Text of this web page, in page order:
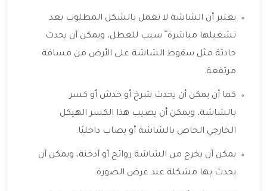
يعتبر أن الشاشة لا تعمل بالشكل المطلوب بعد
تشغيلها مباشرة ً سبب للعطل، ويمكن أن يحدث
حادثة مثل سقوط الشاشة على الأرض من مسافة
مرتفعة.
كما أن يمكن أن يحدث شرخ أو خدش أو كسر
بالشاشة، ويمكن أن يصيب هذا الكسر الهيكل
الخارجي الخاص بالشاشة أو يصاب داخليًا.
يمكن أن يخرج من الشاشة روائح أو أدخنة، ويمكن أن
يحدث بها مشكلة عند عرض الصورة.